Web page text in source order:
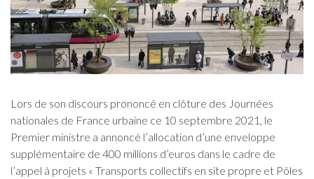
Lors de son discours prononcé en clôture des Journées
nationales de France urbaine ce 10 septembre 2021, le
Premier ministre a annoncé l’allocation d’une enveloppe
supplémentaire de 400 millions d’euros dans le cadre de
l’appel à projets « Transports collectifs en site propre et Pôles